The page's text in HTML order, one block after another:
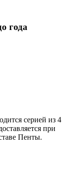
года
серией из 4
при
Пенты.